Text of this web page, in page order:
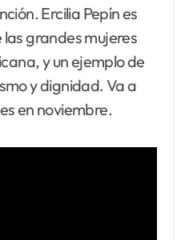
Ercilia Pepín es
grandes mujeres
y un ejemplo de
y dignidad. Va a
en noviembre.